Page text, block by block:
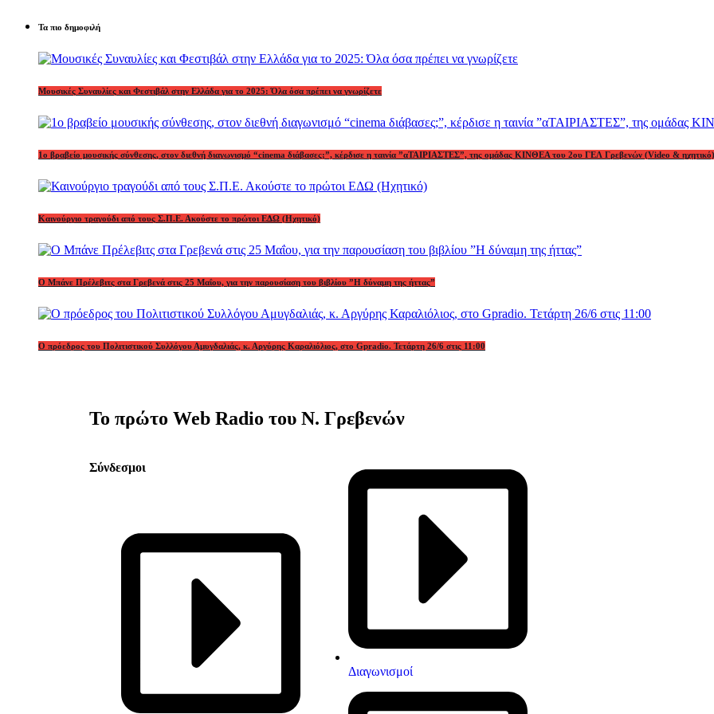
Τα πιο δημοφιλή
Μουσικές Συναυλίες και Φεστιβάλ στην Ελλάδα για το 2025: Όλα όσα πρέπει να γνωρίζετε
1o βραβείο μουσικής σύνθεσης, στον διεθνή διαγωνισμό “cinema διάβασες;”, κέρδισε η ταινία ”αΤΑΙΡΙΑΣΤΕΣ”, της ομάδας ΚΙΝΘΕΑ του 2ου ΓΕΛ Γρεβενών (Video & ηχητικό)
Καινούργιο τραγούδι από τους Σ.Π.Ε. Ακούστε το πρώτοι ΕΔΩ (Ηχητικό)
Ο Μπάνε Πρέλεβιτς στα Γρεβενά στις 25 Μαΐου, για την παρουσίαση του βιβλίου ”Η δύναμη της ήττας”
Ο πρόεδρος του Πολιτιστικού Συλλόγου Αμυγδαλιάς, κ. Αργύρης Καραλιόλιος, στο Gpradio. Τετάρτη 26/6 στις 11:00
Το πρώτο Web Radio του Ν. Γρεβενών
Σύνδεσμοι
Διαγωνισμοί